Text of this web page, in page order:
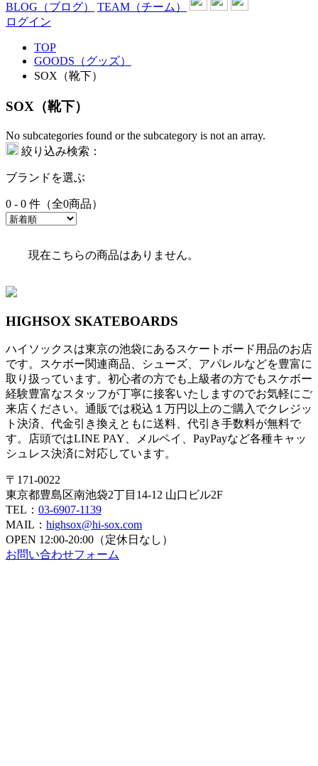
BLOG （ブログ） TEAM （チーム）
ログイン
TOP
GOODS（グッズ）
SOX（靴下）
SOX（靴下）
No subcategories found or the subcategory is not an array.
絞り込み検索：
ブランドを選ぶ
0 - 0 件（全0商品）
現在こちらの商品はありません。
HIGHSOX SKATEBOARDS
ハイソックスは東京の池袋にあるスケートボード用品のお店
です。スケボー関連商品、シューズ、アパレルなどを豊富に
取り扱っています。初心者の方でも上級者の方でもスケボー
経験豊富なスタッフが丁寧に接客いたしますのでお気軽にご
来店ください。通販では税込１万円以上のご購入でクレジッ
ト決済、代金引き換えともに送料、代引き手数料が無料で
す。店頭ではLINE PAY、メルペイ、PayPayなど各種キャッ
シュレス決済に対応しています。
〒171-0022
東京都豊島区南池袋2丁目14-12 山口ビル2F
TEL： 03-6907-1139
MAIL： highsox@hi-sox.com
OPEN 12:00-20:00（定休日なし）
お問い合わせフォーム